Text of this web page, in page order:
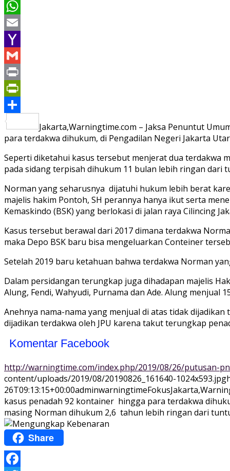
Pinterest
WhatsApp
Email
Yahoo
Mail
Gmail
Print
PrintFriendly
Share
Jakarta,Warningtime.com – Jaksa Penuntut
para terdakwa dihukum, di Pengadilan Negeri Jakarta
Seperti diketahui kasus tersebut menjerat dua terdakwa
pada sidang terpisah dihukum 11 bulan lebih ringan dari
Norman yang seharusnya dijatuhi hukum lebih berat
majelis hakim Pontoh, SH perannya hanya ikut serta
Kemaskindo (BSK) yang berlokasi di jalan raya Cilincing
Kasus tersebut berawal dari 2017 dimana terdakwa
maka Depo BSK baru bisa mengeluarkan Conteiner
Setelah 2019 baru ketahuan bahwa terdakwa Norman
Dalam persidangan terungkap juga dihadapan majelis
Alung, Fendi, Wahyudi, Purnama dan Ade. Alung
Anehnya nama-nama yang menjual di atas tidak
dijadikan terdakwa oleh JPU karena takut terungkap
Komentar Facebook
http://warningtime.com/index.php/2019/08/26/putusan-
content/uploads/2019/08/20190826_161640-1024x593.jpg
26T09:13:15+00:00adminwarningtimeFokus
kasus penadah 92 kontainer hingga para terdakwa
masing Norman dihukum 2,6 tahun lebih ringan dari
Share